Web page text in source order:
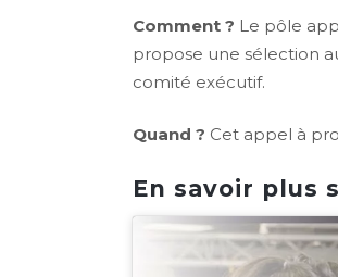
Comment ? Le pôle
propose une sélection
comité exécutif.
Quand ? Cet appel à
En savoir plus